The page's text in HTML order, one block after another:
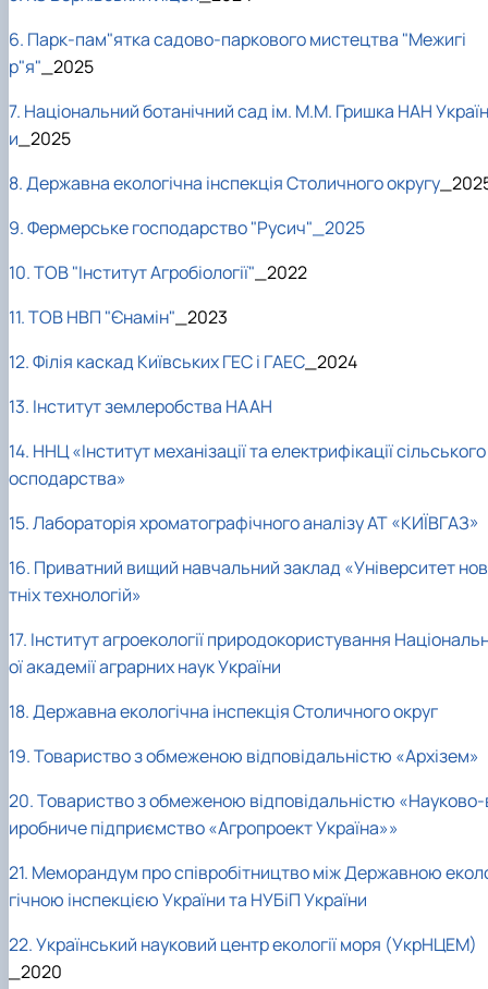
6. Парк-пам"ятка садово-паркового мистецтва "Межигі
р"я"_2025
7. Національний ботанічний сад ім. М.М. Гришка НАН Україн
и_2025
8. Державна екологічна інспекція Столичного округу
9. Фермерське господарство "Русич"_2025
10. ТОВ "Інститут Агробіології"_2022
11. ТОВ НВП "Єнамін"_2023
12. Філія каскад Київських ГЕС і ГАЕС_2024
13. Інститут землеробства НААН
14. ННЦ «Інститут механізації та електрифікації сільського
осподарства»
15. Лабораторія хроматографічного аналізу АТ «КИЇВГАЗ»
16. Приватний вищий навчальний заклад «Університет
тніх технологій»
17. Інститут агроекології природокористування
ої академії аграрних наук України
18. Державна екологічна інспекція Столичного округ
19. Товариство з обмеженою відповідальністю «Архізем»
20. Товариство з обмеженою відповідальністю
иробниче підприємство «Агропроект Україна»»
21. Меморандум про співробітництво між Державною
гічною інспекцією України та НУБіП України
22. Український науковий центр екології моря (УкрНЦЕМ)
_2020